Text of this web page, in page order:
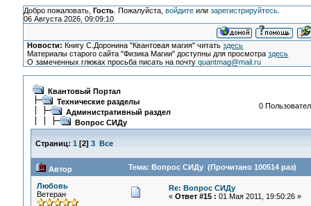
Добро пожаловать, Гость. Пожалуйста, войдитеили зарегистрируйтесь.
06 Августа 2026, 09:09:10
Новости: Книгу С.Доронина "Квантовая магия" читатьздесь
Материалы старого сайта "Физика Магии" доступны для просмотраздесь
О замеченных глюках просьба писать на почтуquantmag@mail.ru
Квантовый Портал
Технические разделы
Административный раздел
Вопрос СИДу
0
Страниц: 1 [2] 3 Все
Автор Тема: Вопрос СИДу (Прочитано 100514 раз)
Любовь
Ветеран
Re: Вопрос СИДу
« Ответ #15 : 01 Мая 2011, 19:50:26 »